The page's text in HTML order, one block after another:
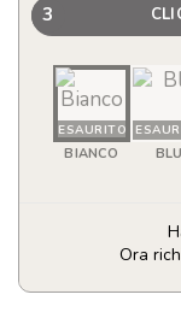
3
ESAURITO
BIANCO BLU
Ora
Borraccia